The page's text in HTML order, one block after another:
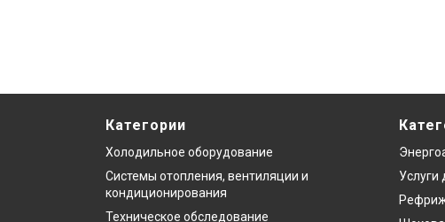
Категории
Холодильное оборудование
Системы отопления, вентиляции и
кондиционирования
Техническое обследование